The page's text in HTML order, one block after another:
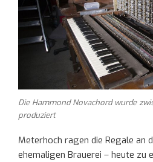
Die Hammond Novachord wurde
produziert
Meterhoch ragen die Regale an
ehemaligen Brauerei – heute zu